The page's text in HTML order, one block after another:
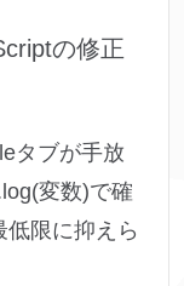
の修正
タブが手放
変数)で確
限に抑えら